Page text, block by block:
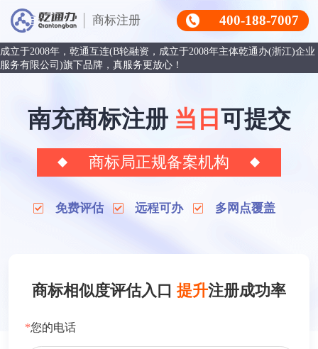
商标注册 400-188-7007
成立于2008年，乾通互连(B轮融资，成立于2008年主体乾通办(浙江)企业
服务有限公司)旗下品牌，真服务更放心！
南充商标注册 当日 可提交
商标局正规备案机构
免费评估 远程可办 多网点覆盖
商标相似度评估入口 提升注册成功率
*您的电话